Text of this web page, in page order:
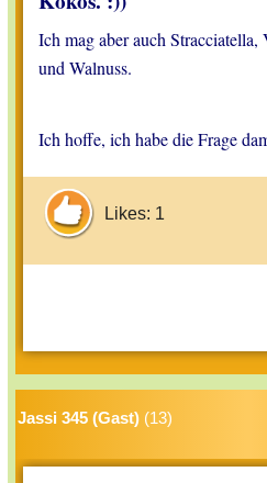
Ich mag aber auch
und Walnuss.
Ich hoffe, ich habe die Frage
Likes: 1
Jassi 345 (Gast) (13)